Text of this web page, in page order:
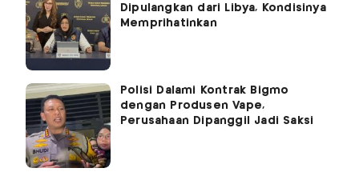
Dipulangkan dari Libya, Kondisinya
Memprihatinkan
Polisi Dalami Kontrak Bigmo
dengan Produsen Vape,
Perusahaan Dipanggil Jadi Saksi